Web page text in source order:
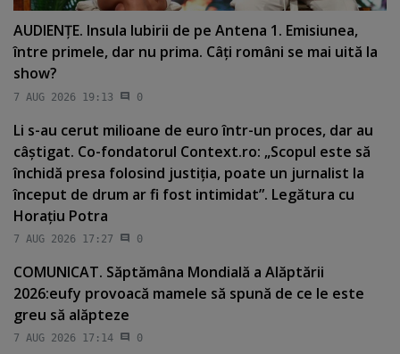
AUDIENŢE. Insula Iubirii de pe Antena 1. Emisiunea,
între primele, dar nu prima. Câţi români se mai uită la
show?
7 AUG 2026 19:13 0
Li s-au cerut milioane de euro într-un proces, dar au
câştigat. Co-fondatorul Context.ro: „Scopul este să
închidă presa folosind justiţia, poate un jurnalist la
început de drum ar fi fost intimidat”. Legătura cu
Horaţiu Potra
7 AUG 2026 17:27 0
COMUNICAT. Săptămâna Mondială a Alăptării
2026:eufy provoacă mamele să spună de ce le este
greu să alăpteze
7 AUG 2026 17:14 0